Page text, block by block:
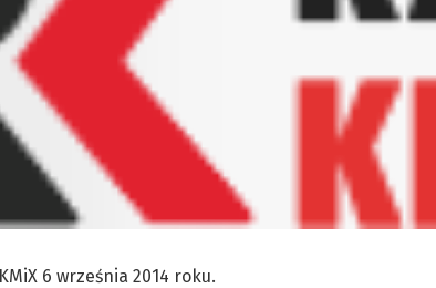
6 września 2014 roku.